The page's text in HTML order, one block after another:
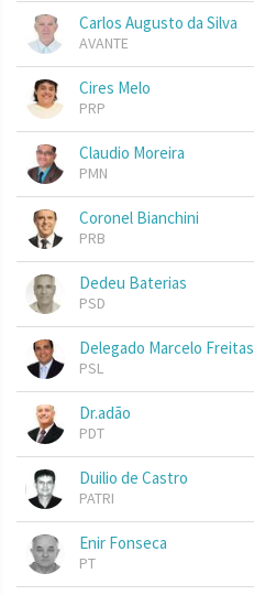
Carlos Augusto da Silva
AVANTE
Cires Melo
PRP
Claudio Moreira
PMN
Coronel Bianchini
PRB
Dedeu Baterias
PSD
Delegado Marcelo Freitas
PSL
Dr.adão
PDT
Duilio de Castro
PATRI
Enir Fonseca
PT